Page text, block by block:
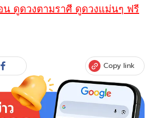
น ดูดวงตามราศี ดูดวงแม่นๆ ฟรี
Copy link